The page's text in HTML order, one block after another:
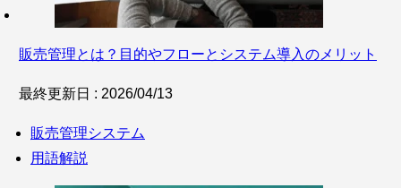
販売管理とは？目的やフローとシステム導入のメリット
最終更新日 : 2026/04/13
販売管理システム
用語解説